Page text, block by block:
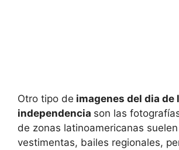
Otro tipo de imagenes del dia de
independencia son las
de zonas latinoamericanas
vestimentas, bailes regionales,